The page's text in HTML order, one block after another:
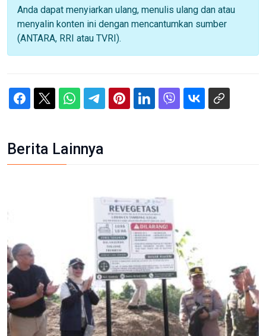
Anda dapat menyiarkan ulang, menulis ulang dan atau
menyalin konten ini dengan mencantumkan sumber
(ANTARA, RRI atau TVRI).
Berita Lainnya